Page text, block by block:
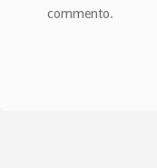
commento.